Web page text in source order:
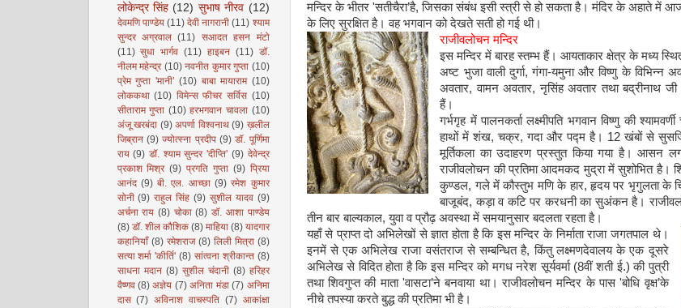
मन्दिर के भीतर 'सतीचैरा’है,जिसका संबंध इसी स्त्री से हो सकता है। मंदिर के अहाते में
के लिए सुरक्षित है। वह भगवान को देखते सती हो गई थी।
राजीवलोचन मन्दिर
इस मन्दिर में बारह स्तम्भ हैं। आयताकार क्षेत्र के मध्य
अष्ट भुजा वाली दुर्गा,गंगा-यमुना और विष्णु के विभिन्न
अवतार,वामन अवतार,नृसिंह अवतार तथा बद्रीनाथ
हैं।
गर्भगृह में पालनकर्ता लक्ष्मीपति भगवान विष्णु की
हाथों में शंख,चक्र,गदा और पद्म है। 12खंबों से
मूर्तिकला का उदाहरण प्रस्तुत किया गया है। आसन
राजीवलोचन की प्रतिमा आदमकद मुद्रा में सुशोभित है।
कुण्डल,गले में कौस्तुभ मणि के हार,हृदय पर भृगुलता के
बाजूबंद,कड़ा व कटि पर करधनी का सुअंकन है।
तीन बार बाल्यकाल,युवा व प्रौढ़ अवस्था में समयानुसार बदलता रहता है।
यहाँ से प्राप्त दो अभिलेखों से ज्ञात होता है कि इस मन्दिर के निर्माता राजा जगतपाल थे।
इनमें से एक अभिलेख राजा वसंतराज से सम्बन्धित है,किंतु लक्ष्मणदेवालय के एक दूसरे
अभिलेख से विदित होता है कि इस मन्दिर को मगध नरेश सूर्यवर्मा (8वीं शती ई.)की पुत्री
तथा शिवगुप्त की माता 'वासटा’ने बनवाया था। राजीवलोचन मन्दिर के पास'बोधि वृक्ष’के
नीचे तपस्या करते बुद्ध की प्रतिमा भी है।
लोकेन्द्र सिंह (12) सुभाष नीरव (12)
देवमणि पाण्डेय (11) देवी नागरानी (11) श्याम
सुन्दर अग्रवाल (11) सआदत हसन मंटो
(11) सुधा भार्गव (11) हाइबन (11) डॉ.
नीलम महेन्द्र (10) नवनीत कुमार गुप्ता (10)
प्रेम गुप्ता 'मानी’ (10) बाबा मायाराम (10)
लोककथा (10) विमेन्स फीचर सर्विस (10)
सीताराम गुप्ता (10) हरभगवान चावला (10)
अंजू खरबंदा (9) अपर्णा विश्वनाथ (9) ख़लील
जिब्रान (9) ज्योत्स्ना प्रदीप (9) डॉ. पूर्णिमा
राय (9) डॉ. श्याम सुन्दर 'दीप्ति' (9) देवेन्द्र
प्रकाश मिश्र (9) प्रगति गुप्ता (9) प्रिया
आनंद (9) बी. एल. आच्छा (9) रमेश कुमार
सोनी (9) राहुल सिंह (9) सुशील यादव (9)
अर्चना राय (8) चोका (8) डॉ. आशा पाण्डेय
(8) डॉ. शील कौशिक (8) माहिया (8) यादगार
कहानियाँ (8) रमेशराज (8) लिली मित्रा (8)
सत्या शर्मा 'कीर्ति' (8) सांत्वना श्रीकान्त (8)
साधना मदान (8) सुशील चंदानी (8) हरिहर
वैष्णव (8) अज्ञेय (7) अनिता मंडा (7) अनिमा
दास (7) अविनाश वाचस्पति (7) आकांक्षा